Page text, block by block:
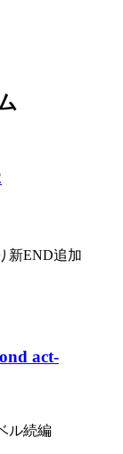
新END追加
act-
ル続編